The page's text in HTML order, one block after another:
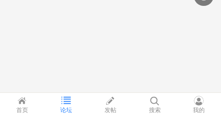
首页 论坛 发帖 搜索 我的